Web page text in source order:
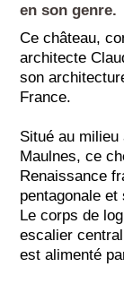
en son genre.
Ce château,
architecte
son
France.
Situé au
Maulnes, ce
Renaissance
pentagonale
Le corps de
escalier
est alimenté